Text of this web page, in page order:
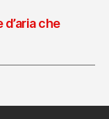
d’aria che